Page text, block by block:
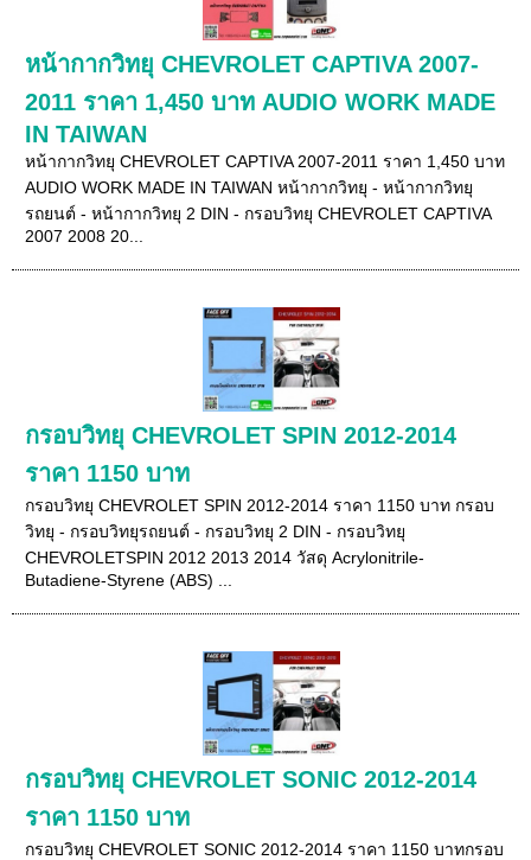
หน้ากากวิทยุ CHEVROLET CAPTIVA 2007-
2011 ราคา 1,450 บาท AUDIO WORK MADE
IN TAIWAN
หน้ากากวิทยุ CHEVROLET CAPTIVA 2007-2011 ราคา 1,450 บาท
AUDIO WORK MADE IN TAIWAN หน้ากากวิทยุ - หน้ากากวิทยุ
รถยนต์ - หน้ากากวิทยุ 2 DIN - กรอบวิทยุ CHEVROLET CAPTIVA
2007 2008 20...
กรอบวิทยุ CHEVROLET SPIN 2012-2014
ราคา 1150 บาท
กรอบวิทยุ CHEVROLET SPIN 2012-2014 ราคา 1150 บาท กรอบ
วิทยุ - กรอบวิทยุรถยนต์ - กรอบวิทยุ 2 DIN - กรอบวิทยุ
CHEVROLETSPIN 2012 2013 2014 วัสดุ Acrylonitrile-
Butadiene-Styrene (ABS) ...
กรอบวิทยุ CHEVROLET SONIC 2012-2014
ราคา 1150 บาท
กรอบวิทยุ CHEVROLET SONIC 2012-2014 ราคา 1150 บาทกรอบ